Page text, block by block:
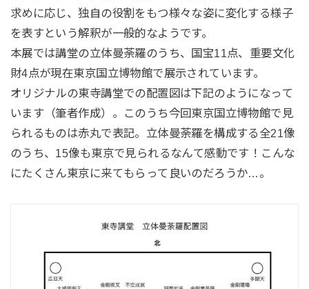
求めに応じ、独自の役割をもつ様々な姿に変化する様子
を表すという解釈が一般的なようです。
本展では講堂の立体曼荼羅のうち、国宝11点、重要文化
財4点が現在東京国立博物館で展示されています。
オリジナルの東寺講堂での配置図は下記のようになって
います（筆者作成）。このうち今回東京国立博物館で見
られるものは赤丸で表記。立体曼荼羅を構成する全21像
のうち、15像も東京で見られるなんて感動です！こんな
にたくさん東京に来てもらって良いのだろうか…。